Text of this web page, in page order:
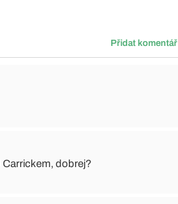
Přidat komentář
dobrej?